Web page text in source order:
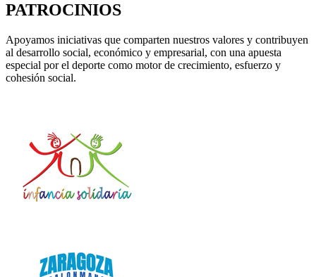
PATROCINIOS
Apoyamos iniciativas que comparten nuestros valores y contribuyen
al desarrollo social, económico y empresarial, con una apuesta
especial por el deporte como motor de crecimiento, esfuerzo y
cohesión social.